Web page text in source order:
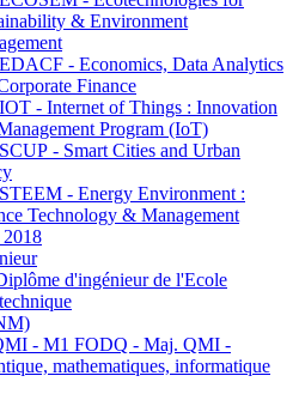
& Environment
- Economics, Data Analytics
Finance
- Internet of Things : Innovation
Program (IoT)
- Smart Cities and Urban
- Energy Environment :
Technology & Management
2018
d'ingénieur de l'Ecole
- M1 FODQ - Maj. QMI -
mathematiques, informatique